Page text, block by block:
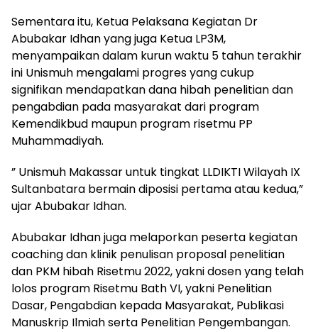
Sementara itu, Ketua Pelaksana Kegiatan Dr
Abubakar Idhan yang juga Ketua LP3M,
menyampaikan dalam kurun waktu 5 tahun terakhir
ini Unismuh mengalami progres yang cukup
signifikan mendapatkan dana hibah penelitian dan
pengabdian pada masyarakat dari program
Kemendikbud maupun program risetmu PP
Muhammadiyah.
” Unismuh Makassar untuk tingkat LLDIKTI Wilayah IX
Sultanbatara bermain diposisi pertama atau kedua,”
ujar Abubakar Idhan.
Abubakar Idhan juga melaporkan peserta kegiatan
coaching dan klinik penulisan proposal penelitian
dan PKM hibah Risetmu 2022, yakni dosen yang telah
lolos program Risetmu Bath VI, yakni Penelitian
Dasar, Pengabdian kepada Masyarakat, Publikasi
Manuskrip Ilmiah serta Penelitian Pengembangan.